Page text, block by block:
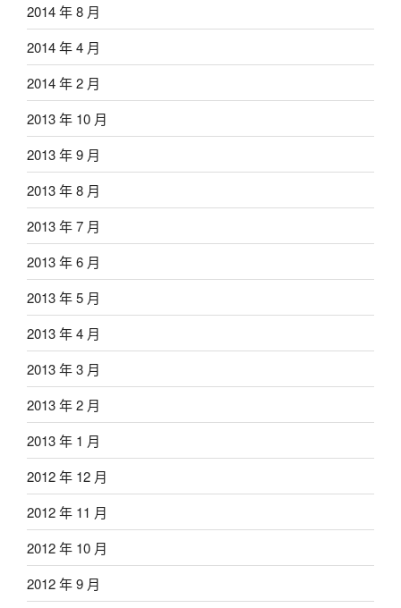
2014 年 8 月
2014 年 4 月
2014 年 2 月
2013 年 10 月
2013 年 9 月
2013 年 8 月
2013 年 7 月
2013 年 6 月
2013 年 5 月
2013 年 4 月
2013 年 3 月
2013 年 2 月
2013 年 1 月
2012 年 12 月
2012 年 11 月
2012 年 10 月
2012 年 9 月